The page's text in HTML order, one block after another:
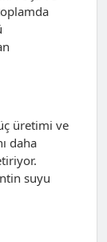
üretimi ve
daha
suyu